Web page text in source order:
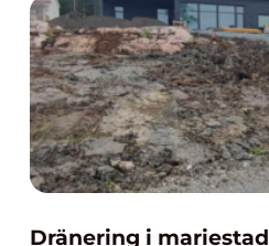
Dränering i mariestad så skyddas huset